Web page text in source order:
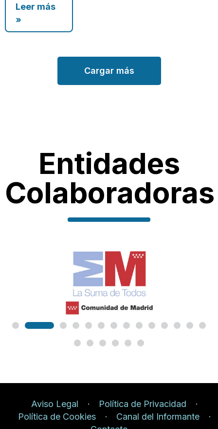
Leer más
»
Cargar más
Entidades
Colaboradoras
Aviso Legal
Política de Privacidad
Política de Cookies
Canal del Informante